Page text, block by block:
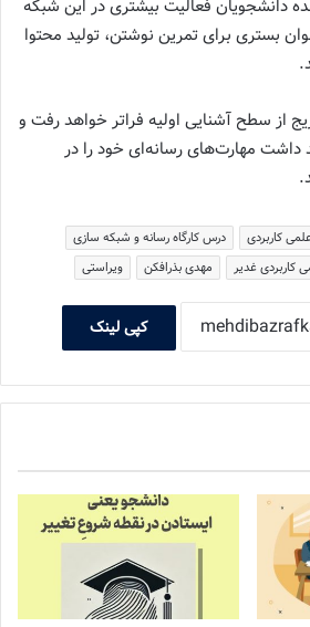
دانشجویان فعالیت بیشتری در این شبکه
بستری برای تمرین نوشتن، تولید محتوا
از سطح آشنایی اولیه فراتر خواهد رفت و
مهارت‌های رسانه‌ای خود را در
کاربردی
درس کارگاه رسانه و شبکه سازی
کاربردی غدیر مهدی بذرافکن ویراستی
کپی لینک